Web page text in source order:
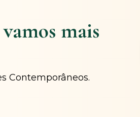
mais
Contemporâneos.